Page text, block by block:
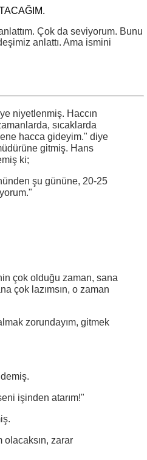
Çok da seviyorum. Bunu
anlattı. Ama ismini
niyetlenmiş. Haccın
sıcaklarda
hacca gideyim." diye
gitmiş. Hans
ki;
şu gününe, 20-25
çok olduğu zaman, sana
çok lazımsın, o zaman
zorundayım, gitmek
işinden atarım!"
olacaksın, zarar